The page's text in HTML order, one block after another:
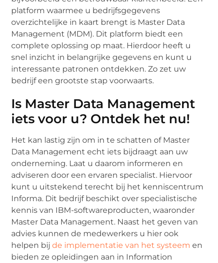
platform waarmee u bedrijfsgegevens
overzichtelijke in kaart brengt is Master Data
Management (MDM). Dit platform biedt een
complete oplossing op maat. Hierdoor heeft u
snel inzicht in belangrijke gegevens en kunt u
interessante patronen ontdekken. Zo zet uw
bedrijf een grootste stap voorwaarts.
Is Master Data Management
iets voor u? Ontdek het nu!
Het kan lastig zijn om in te schatten of Master
Data Management echt iets bijdraagt aan uw
onderneming. Laat u daarom informeren en
adviseren door een ervaren specialist. Hiervoor
kunt u uitstekend terecht bij het kenniscentrum
Informa. Dit bedrijf beschikt over specialistische
kennis van IBM-softwareproducten, waaronder
Master Data Management. Naast het geven van
advies kunnen de medewerkers u hier ook
helpen bijde implementatie van het systeem en
bieden ze opleidingen aan in Information